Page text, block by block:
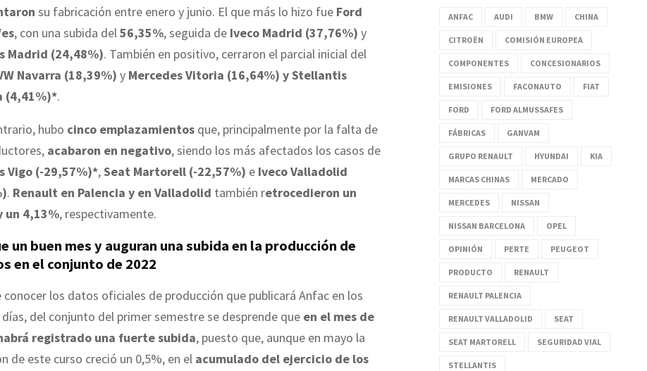
su fabricación entre enero y junio. El que más lo hizo fue Ford
, con una subida del56,35%, seguida de Iveco Madrid (37,76%) y
Madrid (24,48%). También en positivo, cerraron el parcial inicial del
Navarra (18,39%) y Mercedes Vitoria (16,64%) y Stellantis
(4,41%)*.
hubo cinco emplazamientos que, principalmente por la falta de
acabaron en negativo, siendo los más afectados los casos de
Vigo (-29,57%)*,Seat Martorell (-22,57%) e Iveco Valladolid
. Renault en Palencia y en Valladolid también retrocedieron un
un 4,13%, respectivamente.
un buen mes y auguran una subida en la producción de
en el conjunto de 2022
los datos oficiales de producción que publicará Anfac en los
del conjunto del primer semestre se desprende que en el mes de
registrado una fuerte subida, puesto que, aunque en mayo la
de este curso creció un 0,5%, en el acumulado del ejercicio de los
ANFAC AUDI BMW CHINA
CITROËN COMISIÓN EUROPEA
COMPONENTES CONCESIONARIOS
EMISIONES FACONAUTO FIAT
FORD FORD ALMUSSAFES
FÁBRICAS GANVAM
GRUPO RENAULT HYUNDAI KIA
MARCAS CHINAS MERCADO
MERCEDES NISSAN
NISSAN BARCELONA OPEL
OPINIÓN PERTE PEUGEOT
PRODUCTO RENAULT
RENAULT PALENCIA
RENAULT VALLADOLID SEAT
SEAT MARTORELL SEGURIDAD VIAL
STELLANTIS